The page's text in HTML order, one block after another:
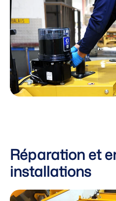
Réparation et
installations